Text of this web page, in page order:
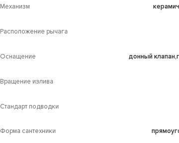
Механизм
Расположение рычага
Оснащение донный
Вращение излива
Стандарт подводки
Форма сантехники